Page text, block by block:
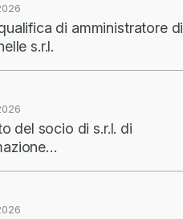
di amministratore di
s.r.l.
del socio di s.r.l. di